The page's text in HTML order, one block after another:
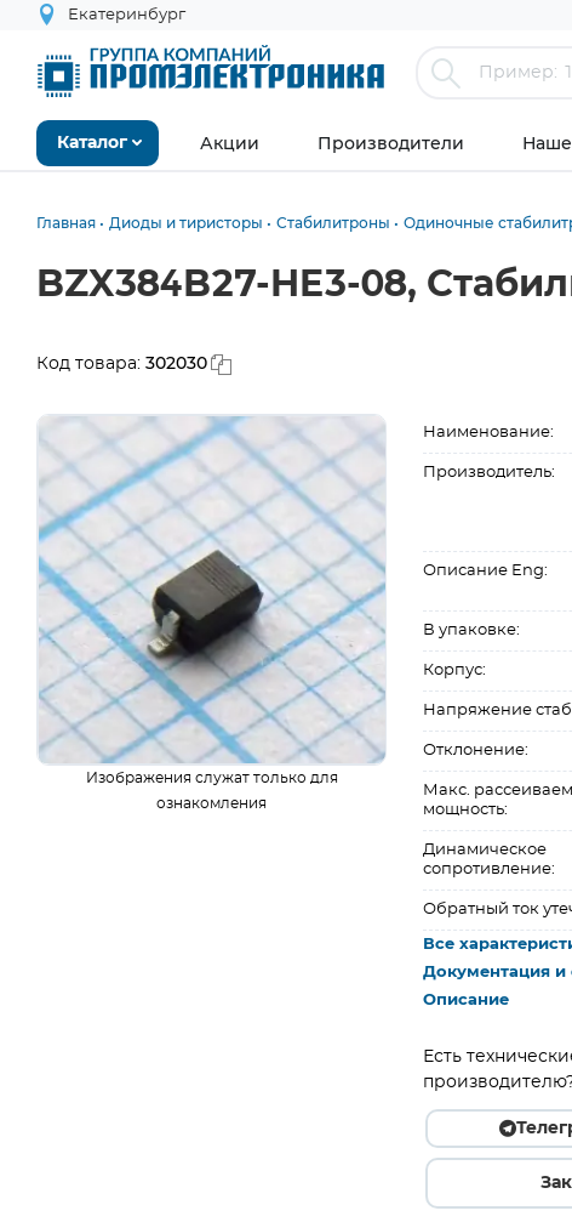
Екатеринбург
Каталог Акции Производители Наше
Главная Диоды и тиристоры Стабилитроны Одиночные
BZX384B27-HE3-08,
Код товара: 302030
Изображения служат только для
ознакомления
Наименование:
Производитель:
Описание Eng:
В упаковке:
Корпус:
Напряжение
Отклонение:
Макс.
мощность:
Динамическое
сопротивление:
Обратный ток
Все
Документация и
Описание
Есть